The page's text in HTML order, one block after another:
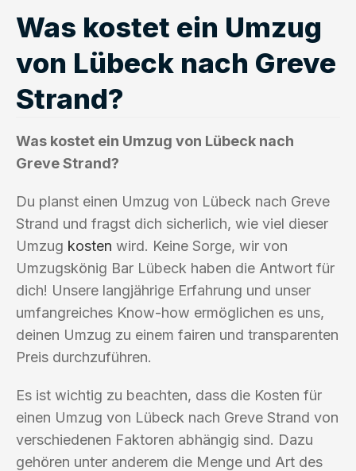
Was kostet ein Umzug
von Lübeck nach Greve
Strand?
Was kostet ein Umzug von Lübeck nach
Greve Strand?
Du planst einen Umzug von Lübeck nach Greve
Strand und fragst dich sicherlich, wie viel dieser
Umzug kosten wird. Keine Sorge, wir von
Umzugskönig Bar Lübeck haben die Antwort für
dich! Unsere langjährige Erfahrung und unser
umfangreiches Know-how ermöglichen es uns,
deinen Umzug zu einem fairen und transparenten
Preis durchzuführen.
Es ist wichtig zu beachten, dass die Kosten für
einen Umzug von Lübeck nach Greve Strand von
verschiedenen Faktoren abhängig sind. Dazu
gehören unter anderem die Menge und Art des